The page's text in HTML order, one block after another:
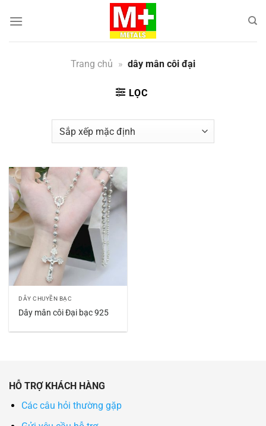
qua
Trang chủ » dây mân côi đại
LỌC
DÂY CHUYỀN BẠC
Dây mân côi Đại bạc 925
HỖ TRỢ KHÁCH HÀNG
Các câu hỏi thường gặp